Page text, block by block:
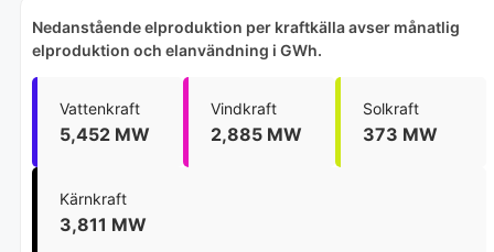
Nedanstående elproduktion per kraftkälla avser månatlig
elproduktion och elanvändning i GWh.
Vattenkraft
5,452 MW
Vindkraft
2,885 MW
Solkraft
373 MW
Kärnkraft
3,811 MW